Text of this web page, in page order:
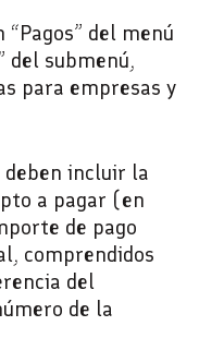
del menú
del submenú,
para empresas y
incluir la
a pagar (en
de pago
comprendidos
del
de la